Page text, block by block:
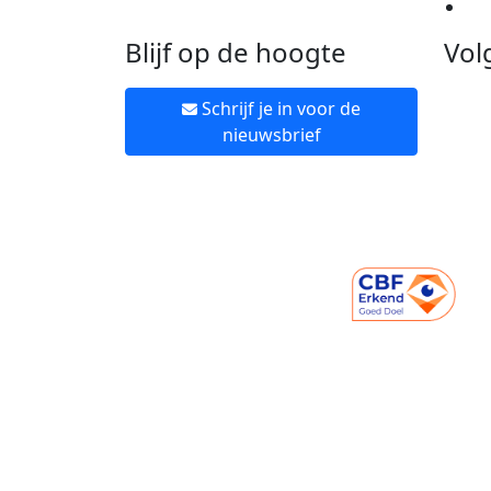
Blijf op de hoogte
Schrijf je in voor de
nieuwsbrief